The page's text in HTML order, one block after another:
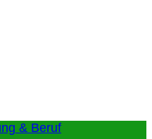
& Beruf